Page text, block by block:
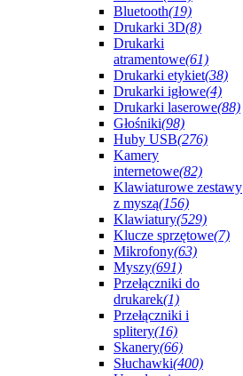
Bluetooth(19)
Drukarki 3D(8)
Drukarki
atramentowe(61)
Drukarki etykiet(38)
Drukarki igłowe(4)
Drukarki laserowe(88)
Głośniki(98)
Huby USB(276)
Kamery
internetowe(82)
Klawiaturowe zestawy
z myszą(156)
Klawiatury(529)
Klucze sprzętowe(7)
Mikrofony(63)
Myszy(691)
Przełączniki do
drukarek(1)
Przełączniki i
splitery(16)
Skanery(66)
Słuchawki(400)